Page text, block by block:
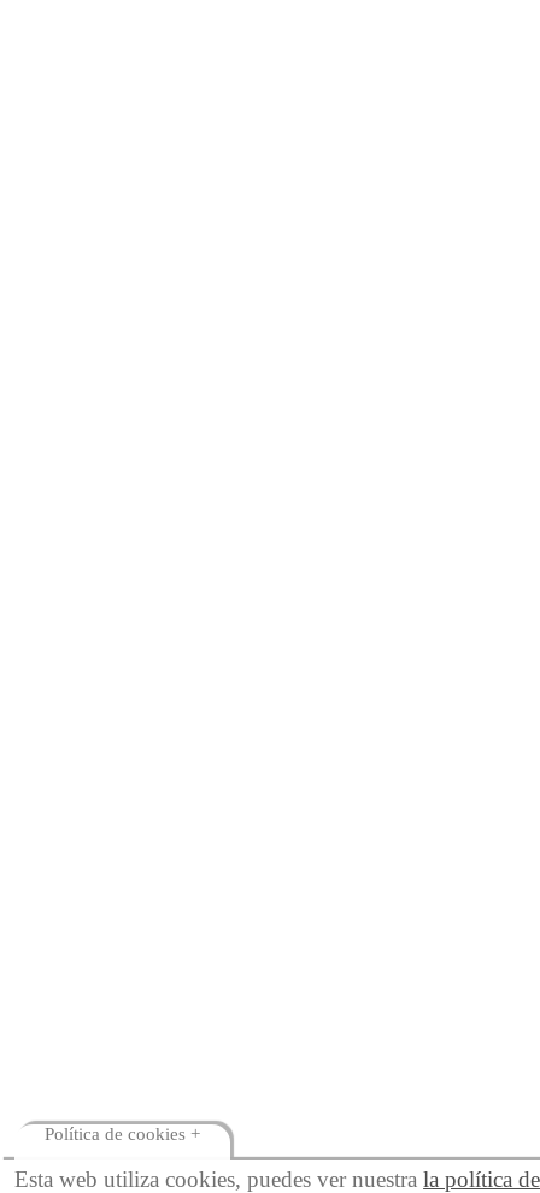
Esta web utiliza cookies, puedes ver nuestrala política
Política de cookies +